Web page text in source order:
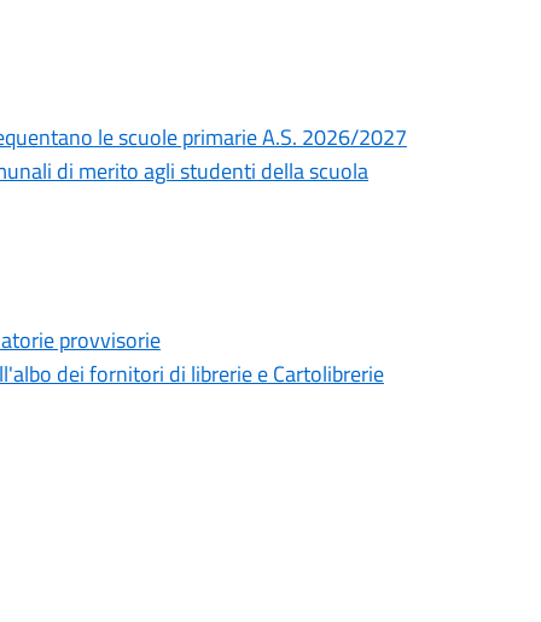
le scuole primarie A.S. 2026/2027
di merito agli studenti della scuola
provvisorie
dei fornitori di librerie e Cartolibrerie